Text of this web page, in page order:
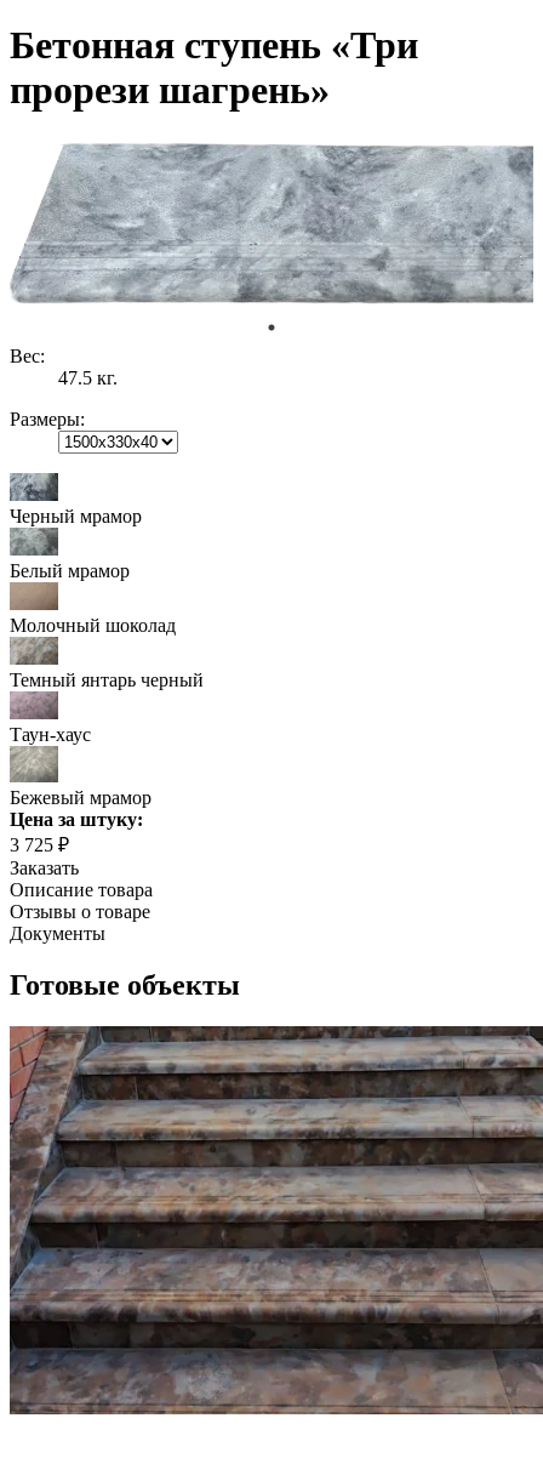
Бетонная ступень «Три
прорези шагрень»
Вес:
47.5 кг.
Размеры:
Черный мрамор
Белый мрамор
Молочный шоколад
Темный янтарь черный
Таун-хаус
Бежевый мрамор
Цена за штуку:
3 725 ₽
Заказать
Описание товара
Отзывы о товаре
Документы
Готовые объекты